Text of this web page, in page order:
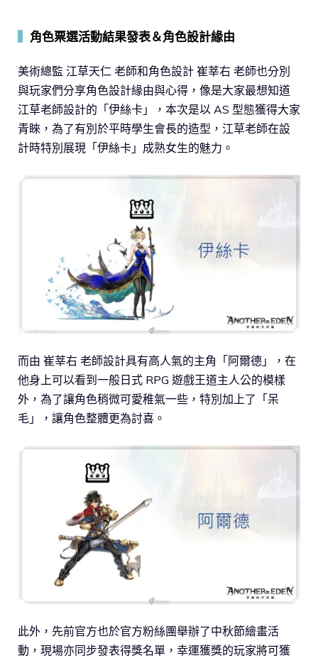
角色票選活動結果發表＆角色設計緣由
美術總監 江草天仁 老師和角色設計 崔莘右 老師也分別
與玩家們分享角色設計緣由與心得，像是大家最想知道
江草老師設計的「伊絲卡」，本次是以 AS 型態獲得大家
青睞，為了有別於平時學生會長的造型，江草老師在設
計時特別展現「伊絲卡」成熟女生的魅力。
而由 崔莘右 老師設計具有高人氣的主角「阿爾德」，在
他身上可以看到一般日式 RPG 遊戲王道主人公的模樣
外，為了讓角色稍微可愛稚氣一些，特別加上了「呆
毛」，讓角色整體更為討喜。
此外，先前官方也於官方粉絲團舉辦了中秋節繪畫活
動，現場亦同步發表得獎名單，幸運獲獎的玩家將可獲